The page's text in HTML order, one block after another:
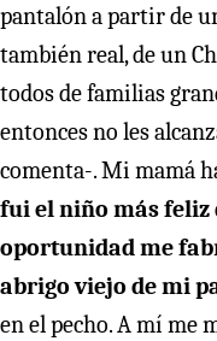
pantalón a partir de
también real, de un
todos de familias
entonces no les
comenta-. Mi mamá
fui el niño más feliz
oportunidad me
abrigo viejo de mi
en el pecho. A mí me